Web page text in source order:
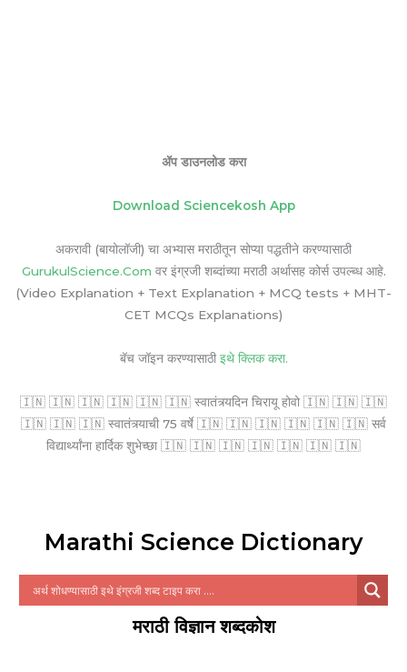
ॲप डाउनलोड करा
Download Sciencekosh App
अकरावी (बायोलॉजी) चा अभ्यास मराठीतून सोप्या पद्धतीने करण्यासाठी
GurukulScience.Com वर इंग्रजी शब्दांच्या मराठी अर्थासह कोर्स उपल्ब्ध आहे.
(Video Explanation + Text Explanation + MCQ tests + MHT-
CET MCQs Explanations)
बॅच जॉइन करण्यासाठी इथे क्लिक करा.
🇮🇳 🇮🇳 🇮🇳 🇮🇳 🇮🇳 🇮🇳 स्वातंत्र्यदिन चिरायू होवो 🇮🇳 🇮🇳 🇮🇳
🇮🇳 🇮🇳 🇮🇳 स्वातंत्र्याची 75 वर्षे 🇮🇳 🇮🇳 🇮🇳 🇮🇳 🇮🇳 🇮🇳 सर्व
विद्यार्थ्यांना हार्दिक शुभेच्छा 🇮🇳 🇮🇳 🇮🇳 🇮🇳 🇮🇳 🇮🇳 🇮🇳
Marathi Science Dictionary
मराठी विज्ञान शब्दकोश